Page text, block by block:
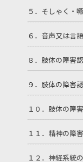
５．そしゃく・
６．音声又は言
８．肢体の障害
９．肢体の障害
１０．肢体の障
１１．精神の障
１２．神経系統